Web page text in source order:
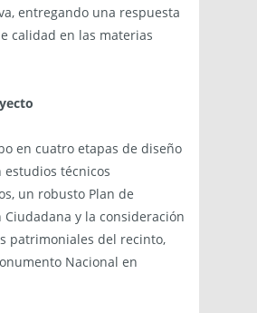
entregando una respuesta
calidad en las materias
en cuatro etapas de diseño
técnicos
un robusto Plan de
Ciudadana y la consideración
patrimoniales del recinto,
Nacional en